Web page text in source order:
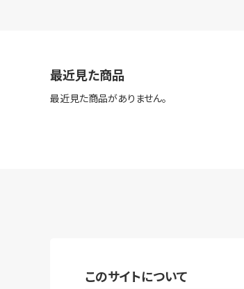
最近見た商品
最近見た商品がありません。
このサイトについて